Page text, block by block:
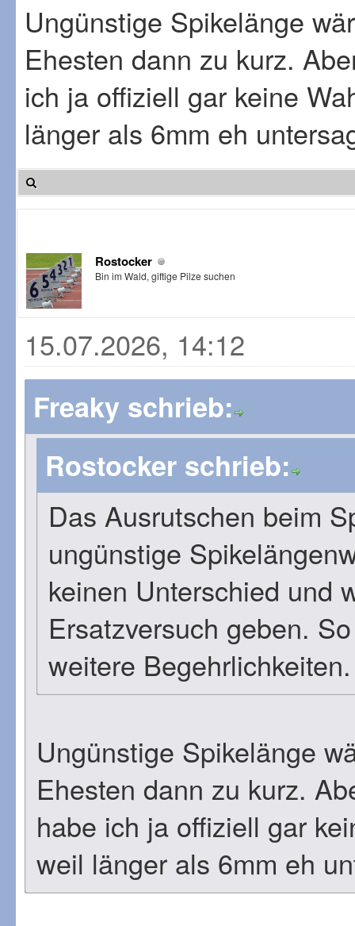
Ungünstige Spikelänge
Ehesten dann zu kurz.
ich ja offiziell gar keine
länger als 6mm eh
Rostocker
Bin im Wald, giftige Pilze suchen
15.07.2026, 14:12
Freaky schrieb:
Rostocker schrieb:
Das Ausrutschen beim
ungünstige
keinen Unterschied und
Ersatzversuch geben.
weitere Begehrlichkeiten.
Ungünstige Spikelänge
Ehesten dann zu kurz.
habe ich ja offiziell gar
weil länger als 6mm eh